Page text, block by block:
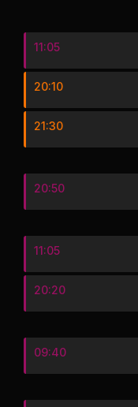
11:05
20:10
21:30
20:50
11:05
20:20
09:40